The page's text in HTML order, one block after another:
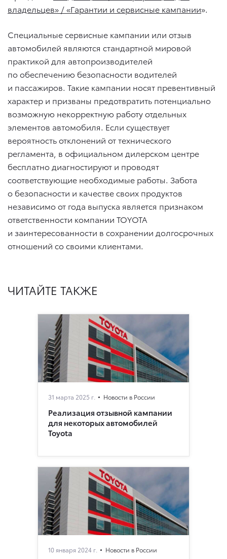
владельцев» / «Гарантии и сервисные кампании».
Специальные сервисные кампании или отзыв
автомобилей являются стандартной мировой
практикой для автопроизводителей
по обеспечению безопасности водителей
и пассажиров. Такие кампании носят превентивный
характер и призваны предотвратить потенциально
возможную некорректную работу отдельных
элементов автомобиля. Если существует
вероятность отклонений от технического
регламента, в официальном дилерском центре
бесплатно диагностируют и проводят
соответствующие необходимые работы. Забота
о безопасности и качестве своих продуктов
независимо от года выпуска является признаком
ответственности компании TOYOTA
и заинтересованности в сохранении долгосрочных
отношений со своими клиентами.
ЧИТАЙТЕ ТАКЖЕ
31 марта 2025 г. Новости в России
Реализация отзывной кампании
для некоторых автомобилей
Toyota
10 января 2024 г. Новости в России